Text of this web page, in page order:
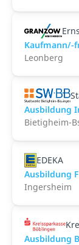
Kaufmann/-
Leonberg
Ausbildung
Bietigheim-
EDEKA
Ausbildung
Ingersheim
Ausbildung